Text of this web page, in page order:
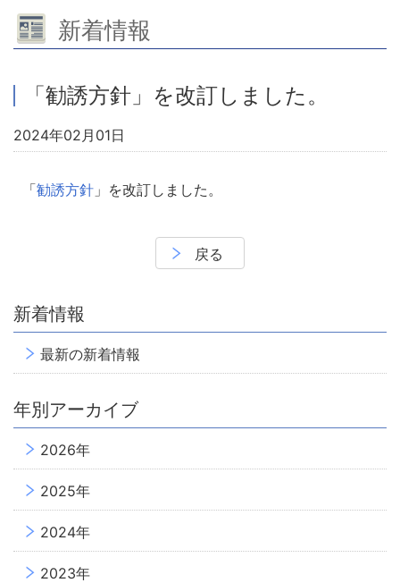
新着情報
「勧誘方針」を改訂しました。
2024年02月01日
「勧誘方針 」を改訂しました。
戻る
新着情報
最新の新着情報
年別アーカイブ
2026年
2025年
2024年
2023年